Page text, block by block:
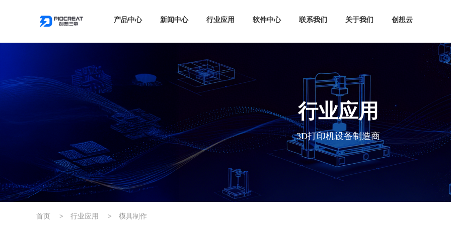
产品中心 新闻中心 行业应用 软件中心 联系我们 关于我们 创想云
行业应用
3D打印机设备制造商
首页 > 行业应用 > 模具制作